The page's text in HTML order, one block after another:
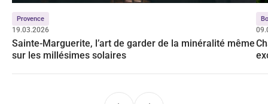
Provence
19.03.2026
Sainte-Marguerite, l’art de garder de la minéralité même
sur les millésimes solaires